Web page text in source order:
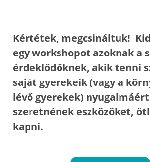
Kértétek, megcsináltuk!
egy workshopot azoknak a
érdeklődőknek, akik tenni
saját gyerekeik (vagy a
lévő gyerekek)
szeretnének eszközöket,
kapni.